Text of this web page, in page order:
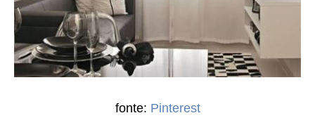
fonte: Pinterest